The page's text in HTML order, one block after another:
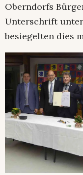
Oberndorfs
Unterschrift
besiegelten dies